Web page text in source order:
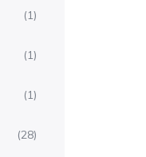
(1)
(1)
(1)
(28)